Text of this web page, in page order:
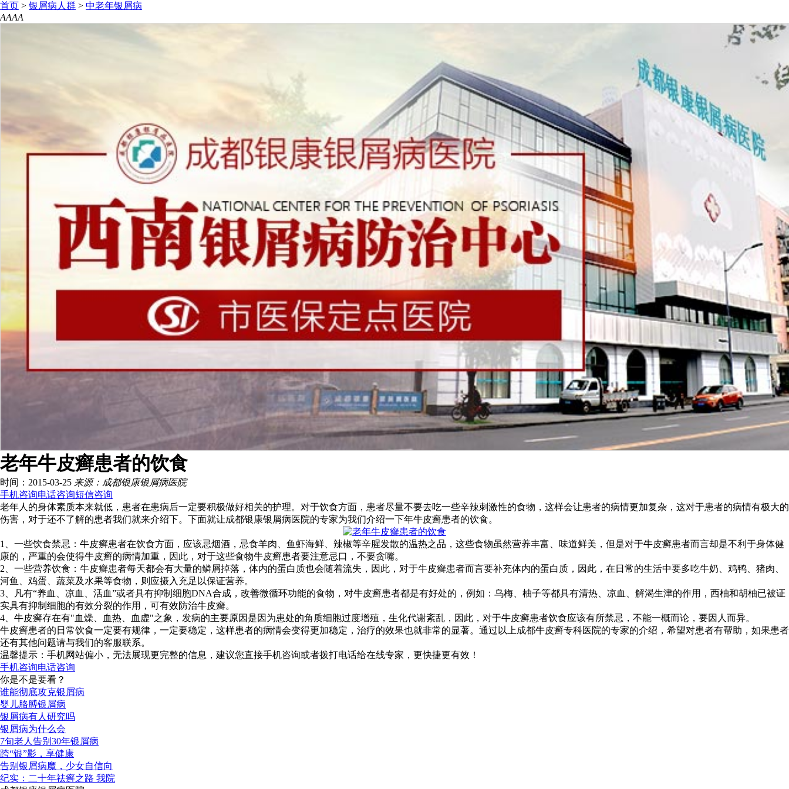
首页 > 银屑病人群 > 中老年银屑病
AAAA
老年牛皮癣患者的饮食
时间：2015-03-25 来源：成都银康银屑病医院
手机咨询电话咨询短信咨询
老年人的身体素质本来就低，患者在患病后一定要积极做好相关的护理。对于饮食方面，患者尽量不要去吃一些辛辣刺激性的食物，这样会让患者的病情更加复杂，这对于患者的病情有极大的
伤害，对于还不了解的患者我们就来介绍下。下面就让成都银康银屑病医院的专家为我们介绍一下年牛皮癣患者的饮食。
1、一些饮食禁忌：牛皮癣患者在饮食方面，应该忌烟酒，忌食羊肉、鱼虾海鲜、辣椒等辛腥发散的温热之品，这些食物虽然营养丰富、味道鲜美，但是对于牛皮癣患者而言却是不利于身体健
康的，严重的会使得牛皮癣的病情加重，因此，对于这些食物牛皮癣患者要注意忌口，不要贪嘴。
2、一些营养饮食：牛皮癣患者每天都会有大量的鳞屑掉落，体内的蛋白质也会随着流失，因此，对于牛皮癣患者而言要补充体内的蛋白质，因此，在日常的生活中要多吃牛奶、鸡鸭、猪肉、
河鱼、鸡蛋、蔬菜及水果等食物，则应摄入充足以保证营养。
3、凡有“养血、凉血、活血”或者具有抑制细胞DNA合成，改善微循环功能的食物，对牛皮癣患者都是有好处的，例如：乌梅、柚子等都具有清热、凉血、解渴生津的作用，西柚和胡柚已被证
实具有抑制细胞的有效分裂的作用，可有效防治牛皮癣。
4、牛皮癣存在有"血燥、血热、血虚"之象，发病的主要原因是因为患处的角质细胞过度增殖，生化代谢紊乱，因此，对于牛皮癣患者饮食应该有所禁忌，不能一概而论，要因人而异。
牛皮癣患者的日常饮食一定要有规律，一定要稳定，这样患者的病情会变得更加稳定，治疗的效果也就非常的显著。通过以上成都牛皮癣专科医院的专家的介绍，希望对患者有帮助，如果患者
还有其他问题请与我们的客服联系。
温馨提示：手机网站偏小，无法展现更完整的信息，建议您直接手机咨询或者拨打电话给在线专家，更快捷更有效！
手机咨询电话咨询
你是不是要看？
谁能彻底攻克银屑病
婴儿胳膊银屑病
银屑病有人研究吗
银屑病为什么会
7旬老人告别30年银屑病
跨“银”影，享健康
告别银屑病魔，少女自信向
纪实：二十年祛癣之路 我院